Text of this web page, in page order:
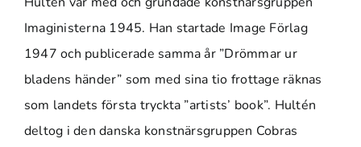
Imaginisterna 1945. Han startade Image Förlag
1947 och publicerade samma år ”Drömmar ur
bladens händer” som med sina tio frottage räknas
som landets första tryckta ”artists’ book”. Hultén
deltog i den danska konstnärsgruppen Cobras